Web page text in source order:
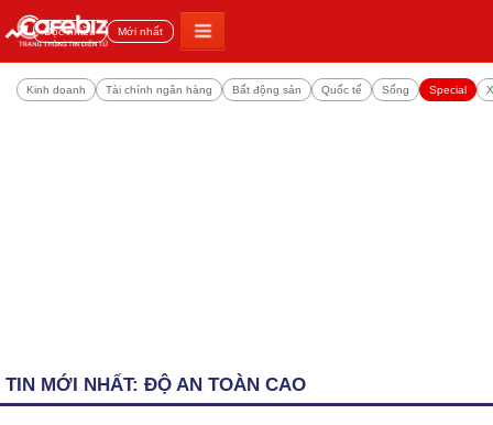
Đọc nhiều Mới nhất
Kinh doanh Tài chính ngân hàng Bất động sản Quốc tế Sống Special
TIN MỚI NHẤT: ĐỘ AN TOÀN CAO